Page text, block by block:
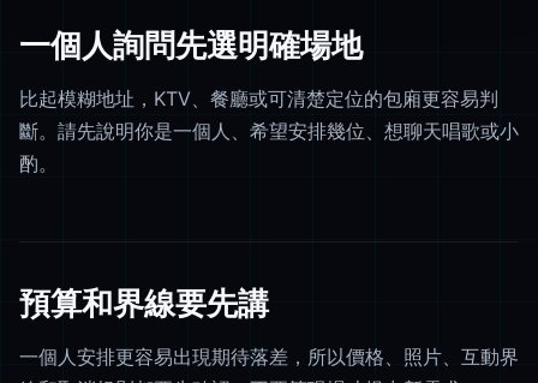
一個人詢問先選明確場地
比起模糊地址，KTV、餐廳或可清楚定位的包廂更容易判
斷。請先說明你是一個人、希望安排幾位、想聊天唱歌或小
酌。
預算和界線要先講
一個人安排更容易出現期待落差，所以價格、照片、互動界